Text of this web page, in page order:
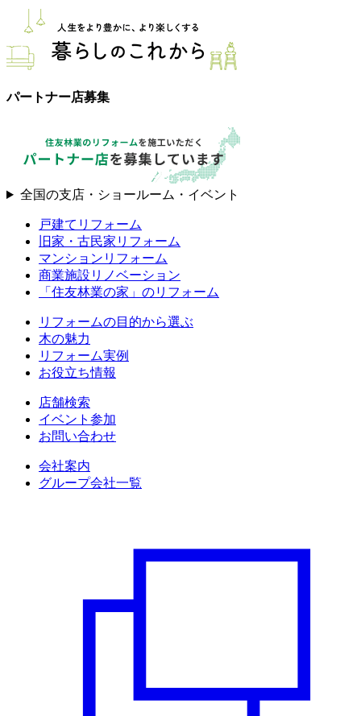
パートナー店募集
全国の支店・ショールーム・イベント
戸建てリフォーム
旧家・古民家リフォーム
マンションリフォーム
商業施設リノベーション
「住友林業の家」のリフォーム
リフォームの目的から選ぶ
木の魅力
リフォーム実例
お役立ち情報
店舗検索
イベント参加
お問い合わせ
会社案内
グループ会社一覧